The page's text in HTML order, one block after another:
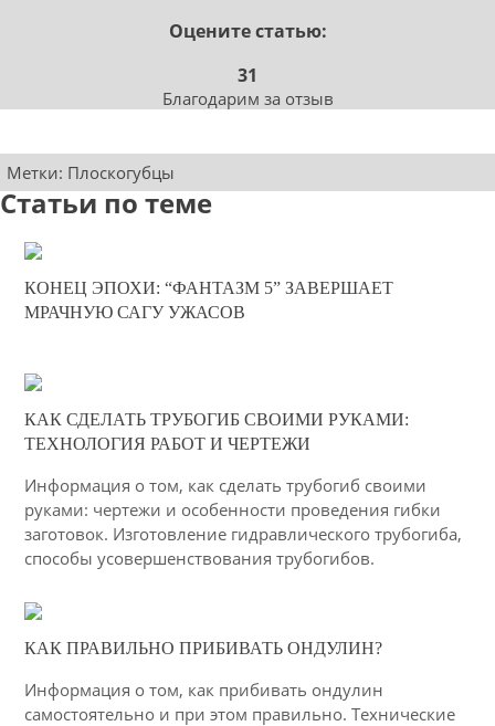
Оцените статью:
31
Благодарим за отзыв
Метки: Плоскогубцы
Статьи по теме
0
КОНЕЦ ЭПОХИ: “ФАНТАЗМ 5” ЗАВЕРШАЕТ
МРАЧНУЮ САГУ УЖАСОВ
38
3798
КАК СДЕЛАТЬ ТРУБОГИБ СВОИМИ РУКАМИ:
ТЕХНОЛОГИЯ РАБОТ И ЧЕРТЕЖИ
Информация о том, как сделать трубогиб своими
руками: чертежи и особенности проведения гибки
заготовок. Изготовление гидравлического трубогиба,
способы усовершенствования трубогибов.
3171
КАК ПРАВИЛЬНО ПРИБИВАТЬ ОНДУЛИН?
Информация о том, как прибивать ондулин
самостоятельно и при этом правильно. Технические